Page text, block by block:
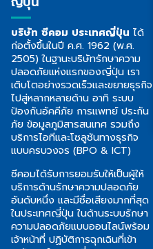
บริษัท ซีคอม ประเทศญี่ปุ่น ได้
ก่อตั้งขึ้นในปี ค.ศ. 1962 (พ.ศ.
2505) ในฐานะบริษัทรักษาความ
ปลอดภัยแห่งแรกของญี่ปุ่น เรา
เติบโตอย่างรวดเร็วและขยายธุรกิจ
ไปสู่หลากหลายด้าน อาทิ ระบบ
ป้องกันอัคคีภัย การแพทย์ ประกัน
ภัย ข้อมูลภูมิสารสนเทศ รวมถึง
บริการไอทีและโซลูชันทางธุรกิจ
แบบครบวงจร (BPO & ICT)
ซีคอมได้รับการยอมรับให้เป็นผู้ให้
บริการด้านรักษาความปลอดภัย
อันดับหนึ่ง และมีชื่อเสียงมากที่สุด
ในประเทศญี่ปุ่น ในด้านระบบรักษา
ความปลอดภัยแบบออนไลน์พร้อม
เจ้าหน้าที่ ปฏิบัติการฉุกเฉินที่เข้า